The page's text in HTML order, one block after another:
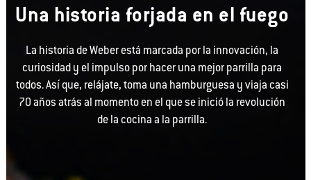
Una historia forjada en el fuego
La historia de Weber está marcada por la innovación, la
curiosidad y el impulso por hacer una mejor parrilla para
todos. Así que, relájate, toma una hamburguesa y viaja casi
70 años atrás al momento en el que se inició la revolución
de la cocina a la parrilla.